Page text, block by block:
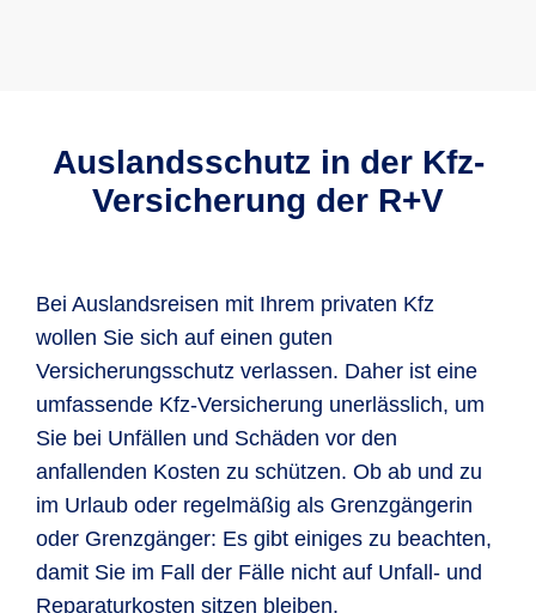
Auslandsschutz in der Kfz-
Versicherung der R+V
Bei Auslandsreisen mit Ihrem privaten Kfz
wollen Sie sich auf einen guten
Versicherungsschutz verlassen. Daher ist eine
umfassende Kfz-Versicherung unerlässlich, um
Sie bei Unfällen und Schäden vor den
anfallenden Kosten zu schützen. Ob ab und zu
im Urlaub oder regelmäßig als Grenzgängerin
oder Grenzgänger: Es gibt einiges zu beachten,
damit Sie im Fall der Fälle nicht auf Unfall- und
Reparaturkosten sitzen bleiben.